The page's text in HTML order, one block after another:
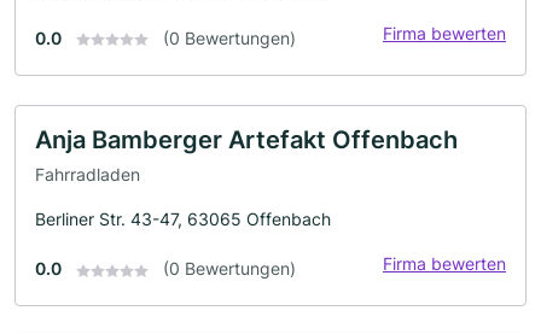
0.0 (0 Bewertungen) Firma bewerten
Anja Bamberger Artefakt Offenbach
Fahrradladen
Berliner Str. 43-47, 63065 Offenbach
0.0 (0 Bewertungen) Firma bewerten